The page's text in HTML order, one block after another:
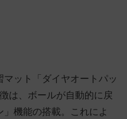
ット「ダイヤオートパッ
は、ボールが自動的に戻
機能の搭載。これによ